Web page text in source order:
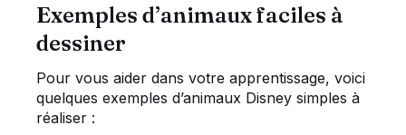
Exemples d’animaux faciles à
dessiner
Pour vous aider dans votre apprentissage, voici
quelques exemples d’animaux Disney simples à
réaliser :